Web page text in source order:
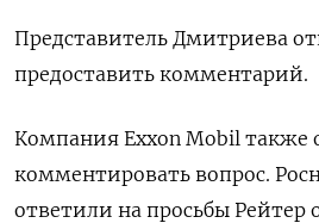
Представитель Дмитриева
предоставить комментарий.
Компания Exxon Mobil также
комментировать вопрос.
ответили на просьбы Рейтер